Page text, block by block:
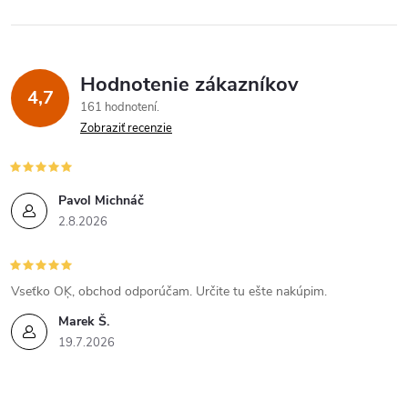
l
d
a
c
i
e
p
r
v
4,7 Hodnotenie zákazníkov
161 hodnotení
Zobraziť recenzie
Pavol Michnáč
2.8.2026
Marek Š.
19.7.2026
Vseťko OĶ, obchod odporúčam. Určite tu ešte nakúpim.